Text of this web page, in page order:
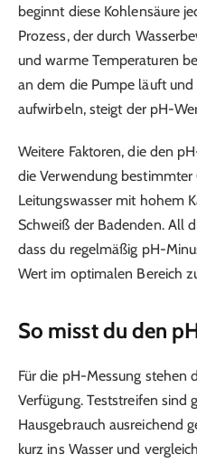
beginnt diese Kohlensäure
Prozess, der durch
und warme Temperaturen
an dem die Pumpe läuft
aufwirbeln, steigt der pH-
Weitere Faktoren, die den
die Verwendung
Leitungswasser mit hohem
Schweiß der Badenden. All
dass du regelmäßig pH-
Wert im optimalen Bereich
So misst du den
Für die pH-Messung stehen
Verfügung. Teststreifen sind
Hausgebrauch ausreichend
kurz ins Wasser und